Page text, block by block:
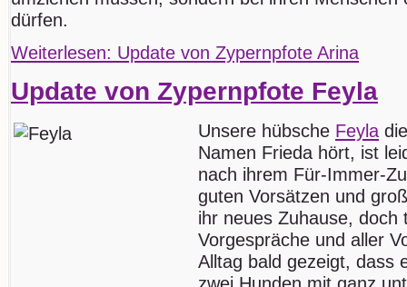
dürfen.
Weiterlesen: Update von Zypernpfote Arina
Update von Zypernpfote Feyla
Unsere hübsche Feyla
Namen Frieda hört, ist
nach ihrem Für-Immer-
guten Vorsätzen und
ihr neues Zuhause, doch
Vorgespräche und aller
Alltag bald gezeigt, dass
zwei Hunden mit ganz